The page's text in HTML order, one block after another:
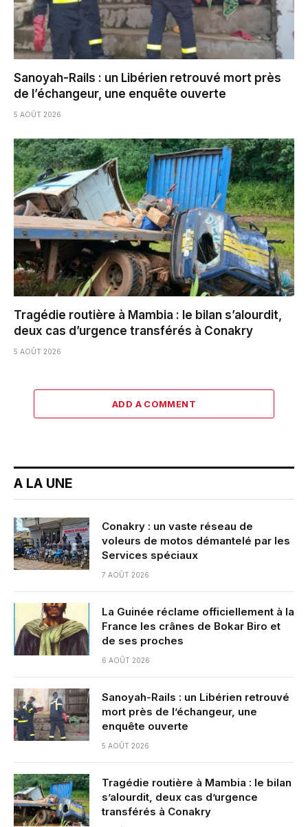
Sanoyah-Rails : un Libérien retrouvé mort près
de l’échangeur, une enquête ouverte
5 AOÛT 2026
Tragédie routière à Mambia : le bilan s’alourdit,
deux cas d’urgence transférés à Conakry
5 AOÛT 2026
ADD A COMMENT
A LA UNE
Conakry : un vaste réseau de
voleurs de motos démantelé par les
Services spéciaux
7 AOÛT 2026
La Guinée réclame officiellement à la
France les crânes de Bokar Biro et
de ses proches
6 AOÛT 2026
Sanoyah-Rails : un Libérien retrouvé
mort près de l’échangeur, une
enquête ouverte
5 AOÛT 2026
Tragédie routière à Mambia : le bilan
s’alourdit, deux cas d’urgence
transférés à Conakry